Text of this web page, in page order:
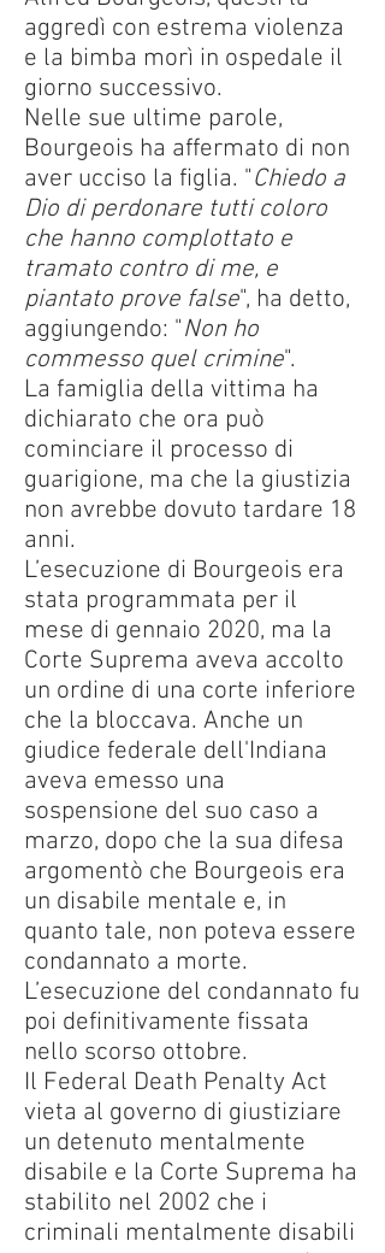
aggredì con estrema violenza
e la bimba morì in ospedale il
giorno successivo.
Nelle sue ultime parole,
Bourgeois ha affermato di non
aver ucciso la figlia. "Chiedo a
Dio di perdonare tutti coloro
che hanno complottato e
tramato contro di me, e
piantato prove false", ha detto,
aggiungendo: "Non ho
commesso quel crimine".
La famiglia della vittima ha
dichiarato che ora può
cominciare il processo di
guarigione, ma che la giustizia
non avrebbe dovuto tardare 18
anni.
L’esecuzione di Bourgeois era
stata programmata per il
mese di gennaio 2020, ma la
Corte Suprema aveva accolto
un ordine di una corte inferiore
che la bloccava. Anche un
giudice federale dell'Indiana
aveva emesso una
sospensione del suo caso a
marzo, dopo che la sua difesa
argomentò che Bourgeois era
un disabile mentale e, in
quanto tale, non poteva essere
condannato a morte.
L’esecuzione del condannato fu
poi definitivamente fissata
nello scorso ottobre.
Il Federal Death Penalty Act
vieta al governo di giustiziare
un detenuto mentalmente
disabile e la Corte Suprema ha
stabilito nel 2002 che i
criminali mentalmente disabili